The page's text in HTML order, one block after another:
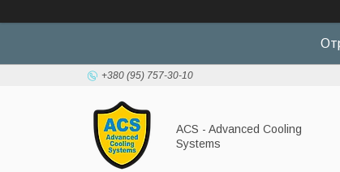
+380 (95) 757-30-10
ACS - Advanced Cooling
Systems